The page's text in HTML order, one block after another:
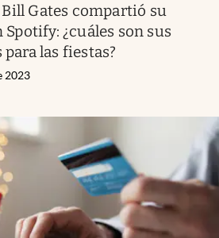
Bill Gates compartió su
¿cuáles son sus
las fiestas?
2023